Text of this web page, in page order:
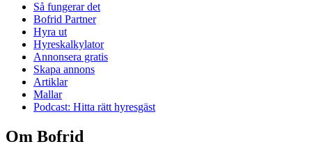
Så fungerar det
Bofrid Partner
Hyra ut
Hyreskalkylator
Annonsera gratis
Skapa annons
Artiklar
Mallar
Podcast: Hitta rätt hyresgäst
Om Bofrid